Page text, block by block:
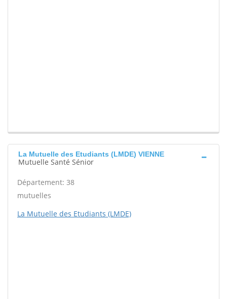
La Mutuelle des Etudiants (LMDE) VIENNE
Mutuelle Santé Sénior
Département: 38
mutuelles
La Mutuelle des Etudiants (LMDE)